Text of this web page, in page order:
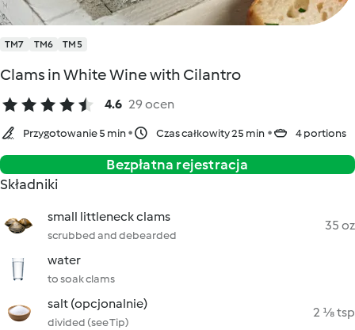
TM7 TM6 TM5
Clams in White Wine with Cilantro
4.6 29 ocen
Przygotowanie 5 min Czas całkowity 25 min 4 portions
Bezpłatna rejestracja
Składniki
small littleneck clams
scrubbed and debearded
35 oz
water
to soak clams
salt (opcjonalnie)
divided (see Tip)
2 ⅛ tsp